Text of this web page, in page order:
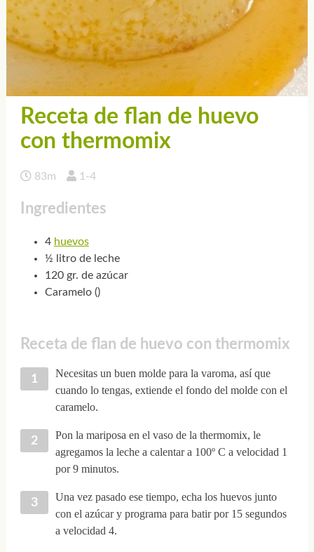
Receta de flan de huevo
con thermomix
83m 1-4
Ingredientes
4 huevos
½ litro de leche
120 gr. de azúcar
Caramelo ()
Receta de flan de huevo con thermomix
Necesitas un buen molde para la varoma, así que
cuando lo tengas, extiende el fondo del molde con el
caramelo.
Pon la mariposa en el vaso de la thermomix, le
agregamos la leche a calentar a 100º C a velocidad 1
por 9 minutos.
Una vez pasado ese tiempo, echa los huevos junto
con el azúcar y programa para batir por 15 segundos
a velocidad 4.